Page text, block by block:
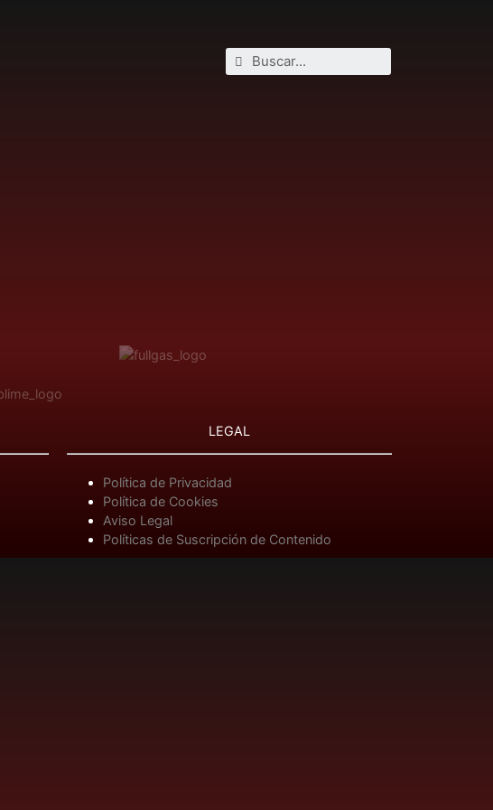
LEGAL
Política de Privacidad
Política de Cookies
Aviso Legal
Políticas de Suscripción de Contenido